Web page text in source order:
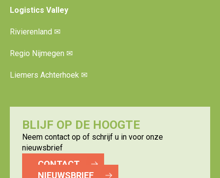
Logistics Valley
Rivierenland ✉
Regio Nijmegen ✉
Liemers Achterhoek ✉
BLIJF OP DE HOOGTE
Neem contact op of schrijf u in voor onze
nieuwsbrief
CONTACT
NIEUWSBRIEF